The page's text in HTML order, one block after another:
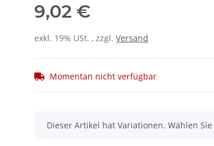
9,02 €
exkl. 19% USt. , zzgl. Versand
Momentan nicht verfügbar
x
Dieser Artikel hat Variationen. Wählen